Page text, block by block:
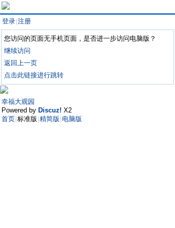
登录 注册
您访问的页面无手机页面，是否进一步访问电脑版？
继续访问
返回上一页
点击此链接进行跳转
幸福大观园
Powered by Discuz! X2
首页 标准版 精简版 电脑版